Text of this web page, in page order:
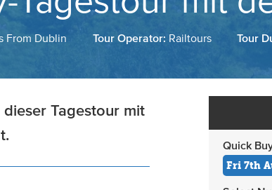
From Dublin Tour Operator: Railtours Tour
dieser Tagestour mit
Quick